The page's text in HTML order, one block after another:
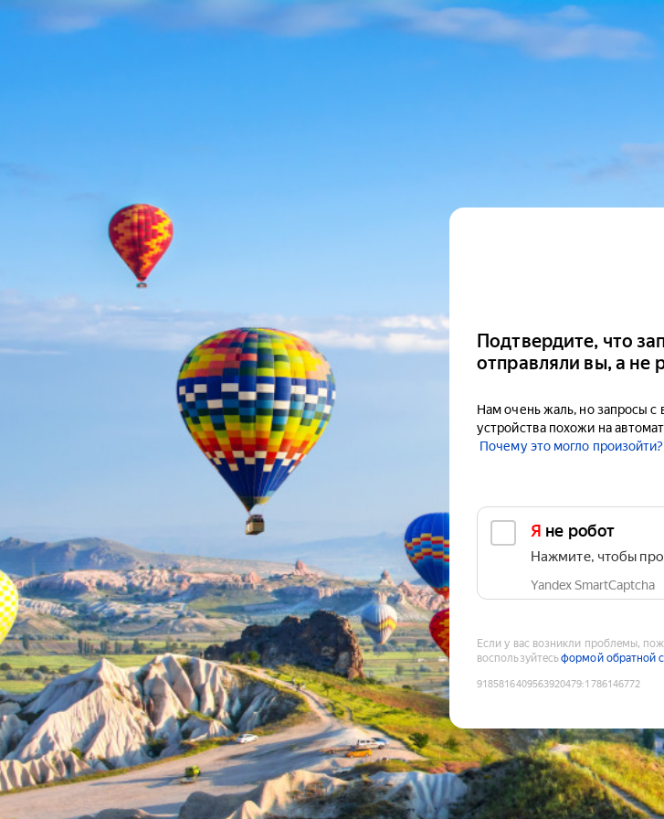
Подтвердите, что
отправляли вы, а не
Нам очень жаль, но запросы с
устройства похожи на
Почему это могло произойти?
Я не робот
Нажмите, чтобы
Yandex SmartCaptcha
Если у вас возникли проблемы,
воспользуйтесьформой обратной
9185816409563920479:1786146772